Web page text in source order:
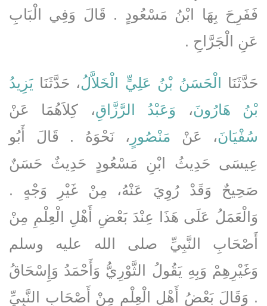
فَفَرِحَ بِهَا ابْنُ مَسْعُودٍ ‏.‏ قَالَ وَفِي الْبَابِ
عَنِ الْجَرَّاحِ ‏.‏
حَدَّثَنَا الْحَسَنُ بْنُ عَلِيٍّ الْخَلاَّلُ، حَدَّثَنَا يَزِيدُ
بْنُ هَارُونَ، وَعَبْدُ الرَّزَّاقِ، كِلاَهُمَا عَنْ
سُفْيَانَ، عَنْ مَنْصُورٍ ، نَحْوَهُ ‏.‏ قَالَ أَبُو
عِيسَى حَدِيثُ ابْنِ مَسْعُودٍ حَدِيثٌ حَسَنٌ
صَحِيحٌ وَقَدْ رُوِيَ عَنْهُ، مِنْ غَيْرِ وَجْهٍ ‏.‏
وَالْعَمَلُ عَلَى هَذَا عِنْدَ بَعْضِ أَهْلِ الْعِلْمِ مِنْ
أَصْحَابِ النَّبِيِّ صلى الله عليه وسلم
وَغَيْرِهِمْ وَبِهِ يَقُولُ الثَّوْرِيُّ وَأَحْمَدُ وَإِسْحَاقُ
‏.‏ وَقَالَ بَعْضُ أَهْلِ الْعِلْمِ مِنْ أَصْحَابِ النَّبِيِّ